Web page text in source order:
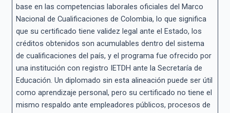
base en las competencias laborales oficiales del Marco
Nacional de Cualificaciones de Colombia, lo que significa
que su certificado tiene validez legal ante el Estado, los
créditos obtenidos son acumulables dentro del sistema
de cualificaciones del país, y el programa fue ofrecido por
una institución con registro IETDH ante la Secretaría de
Educación. Un diplomado sin esta alineación puede ser útil
como aprendizaje personal, pero su certificado no tiene el
mismo respaldo ante empleadores públicos, procesos de